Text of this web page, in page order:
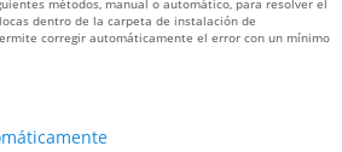
métodos, manual o automático, para resolver el
dentro de la carpeta de instalación de
corregir automáticamente el error con un mínimo